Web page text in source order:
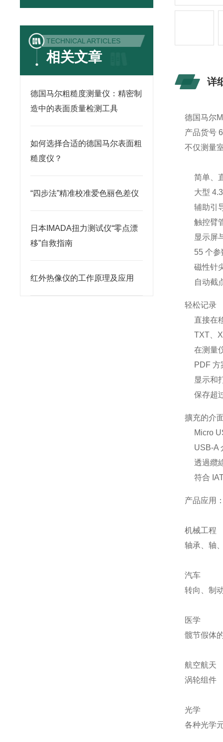
TECHNICAL ARTICLES
相关文章
德国马尔粗糙度测量仪：精密制
造中的表面质量检测工具
如何选择合适的德国马尔表面粗
糙度仪？
“四步法”精准校准爱色丽色差仪
日本IMADA扭力测试仪“零点漂
移”自救指南
红外热像仪的工作原理及应用
详
德国马尔
产品货号
不仅测量
简单、
大型
辅助引
触控臂
显示屏
55 个参
磁性针
自动截
轻松记录
直接在
TXT、
在测量
PDF 方
显示和
保存超
擴充的介
Micro
USB-A
透過纜
符合
产品应用
机械工程
轴承、轴
汽车
转向、制
医学
髋节假体
航空航天
涡轮组件
光学
各种光学